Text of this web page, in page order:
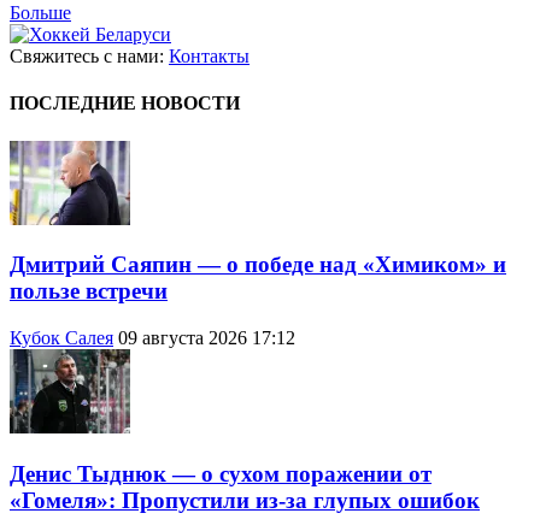
Больше
Свяжитесь с нами: Контакты
ПОСЛЕДНИЕ НОВОСТИ
Дмитрий Саяпин — о победе над «Химиком» и
пользе встречи
Кубок Салея 09 августа 2026 17:12
Денис Тыднюк — о сухом поражении от
«Гомеля»: Пропустили из-за глупых ошибок